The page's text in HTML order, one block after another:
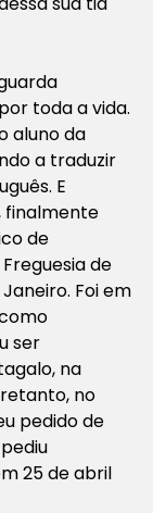
toda a vida.
aluno da
a traduzir
E
finalmente
de
de
Foi em
ser
na
no
pedido de
25 de abril